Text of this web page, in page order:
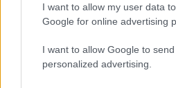
I want to allow my user data
Google for online advertising
I want to allow Google to
personalized advertising.
színe meleg homállyal vonta be a
Café Miró sajátos belsőépítészetét
A két emelet egybevágó alaprajzú,